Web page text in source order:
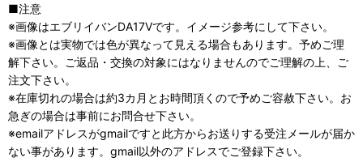
■注意
※画像はエブリイバンDA17Vです。イメージ参考にして下さい。
※画像とは実物では色が異なって見える場合もあります。予めご理
解下さい。ご返品・交換の対象にはなりませんのでご理解の上、ご
注文下さい。
※在庫切れの場合は約3カ月とお時間頂くので予めご容赦下さい。お
急ぎの場合は事前にお問合せ下さい。
※emailアドレスがgmailですと此方からお送りする受注メールが届か
ない事があります。gmail以外のアドレスでご登録下さい。